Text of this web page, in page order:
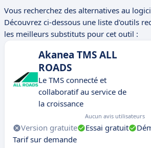
Vous recherchez des alternatives au
Découvrez ci-dessous une liste d'outils
les meilleurs substituts pour cet outil :
Akanea TMS ALL
ROADS
Le TMS connecté et
collaboratif au service de
la croissance
Aucun avis utilisateurs
Version gratuite Essai gratuit
Tarif sur demande